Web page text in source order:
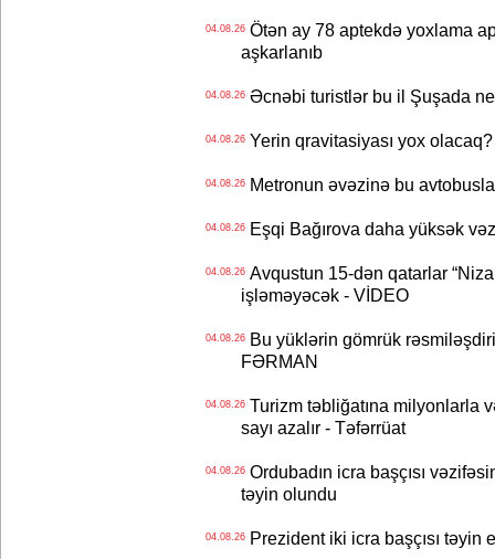
04.08.26Ötən ay 78 aptekdə yoxlama
aşkarlanıb
04.08.26Əcnəbi turistlər bu il Şuşada
04.08.26Yerin qravitasiyası yox
04.08.26Metronun əvəzinə bu
04.08.26Eşqi Bağırova daha yüksək
04.08.26Avqustun 15-dən qatarlar
işləməyəcək - VİDEO
04.08.26Bu yüklərin gömrük
FƏRMAN
04.08.26Turizm təbliğatına milyonlarla
sayı azalır - Təfərrüat
04.08.26Ordubadın icra başçısı
təyin olundu
04.08.26Prezident iki icra başçısı təyin